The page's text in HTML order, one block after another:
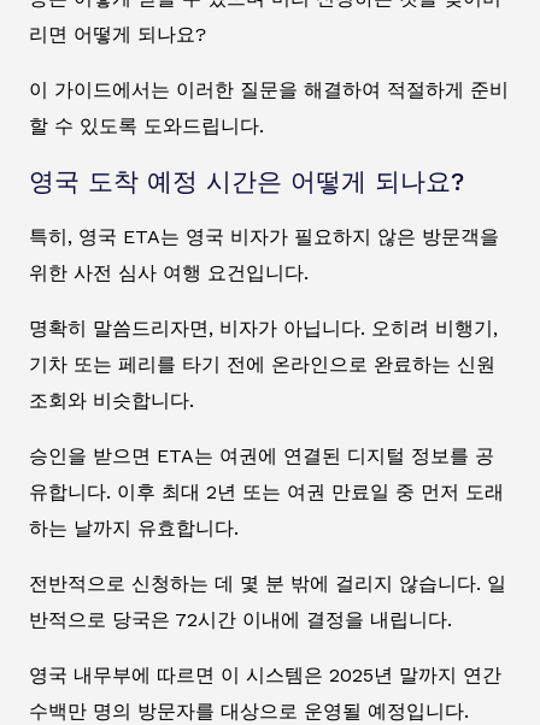
리면 어떻게 되나요?
이 가이드에서는 이러한 질문을 해결하여 적절하게 준비
할 수 있도록 도와드립니다.
영국 도착 예정 시간은 어떻게 되나요?
특히, 영국 ETA는 영국 비자가 필요하지 않은 방문객을
위한 사전 심사 여행 요건입니다.
명확히 말씀드리자면, 비자가 아닙니다. 오히려 비행기,
기차 또는 페리를 타기 전에 온라인으로 완료하는 신원
조회와 비슷합니다.
승인을 받으면 ETA는 여권에 연결된 디지털 정보를 공
유합니다. 이후 최대 2년 또는 여권 만료일 중 먼저 도래
하는 날까지 유효합니다.
전반적으로 신청하는 데 몇 분 밖에 걸리지 않습니다. 일
반적으로 당국은 72시간 이내에 결정을 내립니다.
영국 내무부에 따르면 이 시스템은 2025년 말까지 연간
수백만 명의 방문자를 대상으로 운영될 예정입니다.